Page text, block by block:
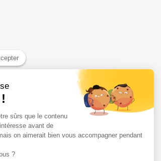
sûrs que le contenu
avant de
on aimerait bien vous accompagner pendant
?